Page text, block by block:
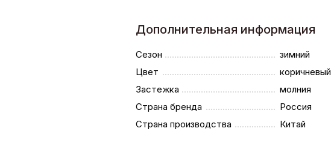
Дополнительная информация
Сезон
зимний
Цвет
коричневый
Застежка
молния
Страна бренда
Россия
Страна производства
Китай